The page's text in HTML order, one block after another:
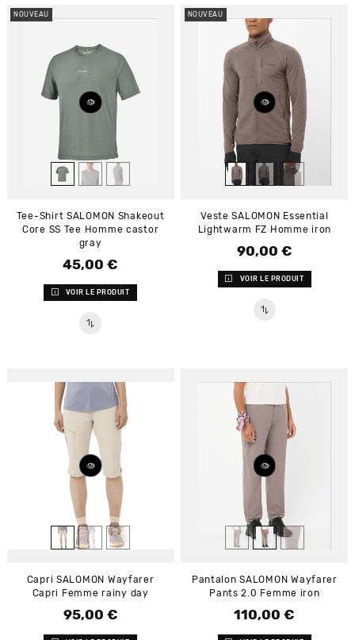
NOUVEAU
Tee-Shirt SALOMON Shakeout
Core SS Tee Homme castor
gray
Prix
45,00 €
VOIR LE PRODUIT
NOUVEAU
Veste SALOMON Essential
Lightwarm FZ Homme iron
Prix
90,00 €
VOIR LE PRODUIT
Capri SALOMON Wayfarer
Capri Femme rainy day
Prix
95,00 €
Pantalon SALOMON Wayfarer
Pants 2.0 Femme iron
Prix
110,00 €